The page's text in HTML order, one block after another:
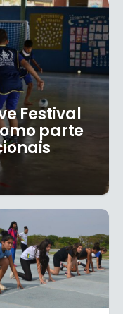
Festival
parte